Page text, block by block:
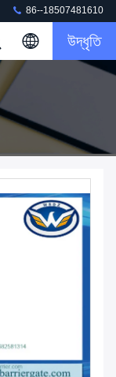
86--18507481610
উদ্ধৃতি